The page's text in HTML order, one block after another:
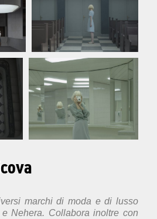
marchi di moda e di lusso
Nehera. Collabora inoltre con